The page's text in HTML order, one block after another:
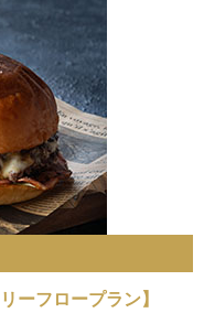
ーフロープラン】